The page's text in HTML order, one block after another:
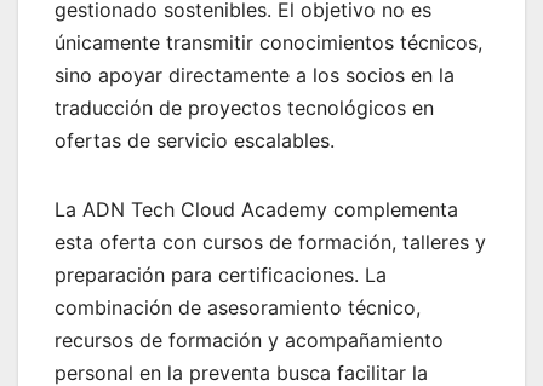
gestionado sostenibles. El objetivo no es
únicamente transmitir conocimientos técnicos,
sino apoyar directamente a los socios en la
traducción de proyectos tecnológicos en
ofertas de servicio escalables.
La ADN Tech Cloud Academy complementa
esta oferta con cursos de formación, talleres y
preparación para certificaciones. La
combinación de asesoramiento técnico,
recursos de formación y acompañamiento
personal en la preventa busca facilitar la